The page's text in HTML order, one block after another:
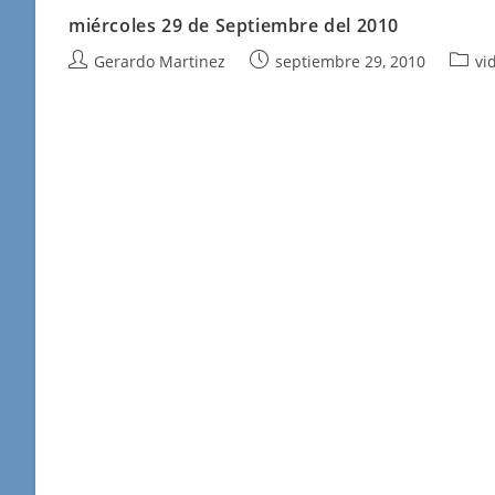
miércoles 29 de Septiembre del 2010
AutorGerardo Martinez
Publicación
septiembre 29, 2010